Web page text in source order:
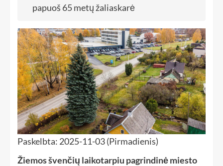
papuoš 65 metų žaliaskarė
Paskelbta: 2025-11-03 (Pirmadienis)
Žiemos švenčių laikotarpiu pagrindinė miesto